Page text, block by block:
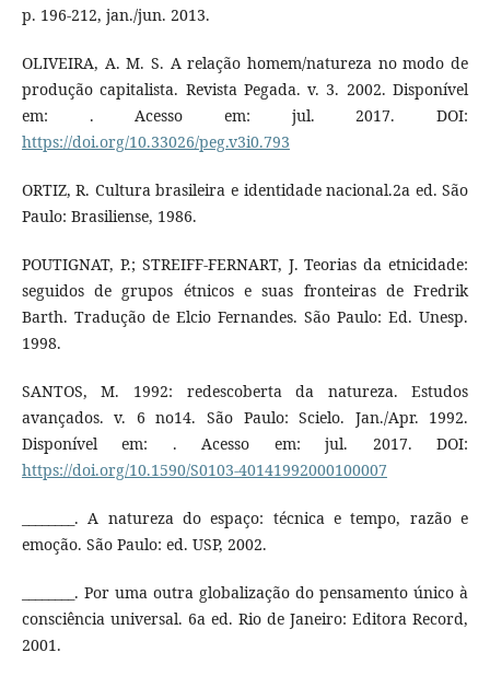
p. 196-212, jan./jun. 2013.
OLIVEIRA, A. M. S. A relação homem/natureza no modo de
produção capitalista. Revista Pegada. v. 3. 2002. Disponível
em: . Acesso em: jul. 2017. DOI:
https://doi.org/10.33026/peg.v3i0.793
ORTIZ, R. Cultura brasileira e identidade nacional.2a ed. São
Paulo: Brasiliense, 1986.
POUTIGNAT, P.; STREIFF-FERNART, J. Teorias da etnicidade:
seguidos de grupos étnicos e suas fronteiras de Fredrik
Barth. Tradução de Elcio Fernandes. São Paulo: Ed. Unesp.
1998.
SANTOS, M. 1992: redescoberta da natureza. Estudos
avançados. v. 6 no14. São Paulo: Scielo. Jan./Apr. 1992.
Disponível em: . Acesso em: jul. 2017. DOI:
https://doi.org/10.1590/S0103-40141992000100007
________. A natureza do espaço: técnica e tempo, razão e
emoção. São Paulo: ed. USP, 2002.
________. Por uma outra globalização do pensamento único à
consciência universal. 6a ed. Rio de Janeiro: Editora Record,
2001.